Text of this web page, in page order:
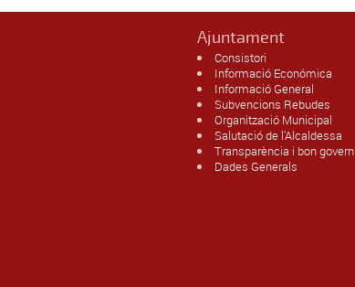
Ajuntament
Consistori
Informació Económica
Informació General
Subvencions Rebudes
Organització Municipal
Salutació de l'Alcaldessa
Transparència i bon govern
Dades Generals